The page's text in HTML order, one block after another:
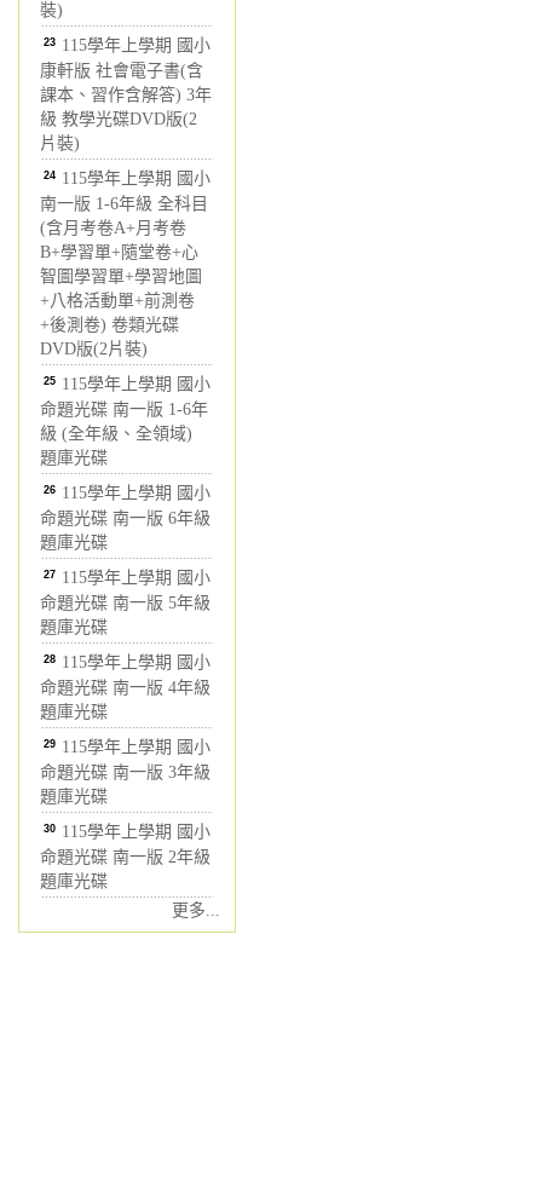
裝)
23 115學年上學期 國小
康軒版 社會電子書(含
課本、習作含解答) 3年
級 教學光碟DVD版(2
片裝)
24 115學年上學期 國小
南一版 1-6年級 全科目
(含月考卷A+月考卷
B+學習單+隨堂卷+心
智圖學習單+學習地圖
+八格活動單+前測卷
+後測卷) 卷類光碟
DVD版(2片裝)
25 115學年上學期 國小
命題光碟 南一版 1-6年
級 (全年級、全領域)
題庫光碟
26 115學年上學期 國小
命題光碟 南一版 6年級
題庫光碟
27 115學年上學期 國小
命題光碟 南一版 5年級
題庫光碟
28 115學年上學期 國小
命題光碟 南一版 4年級
題庫光碟
29 115學年上學期 國小
命題光碟 南一版 3年級
題庫光碟
30 115學年上學期 國小
命題光碟 南一版 2年級
題庫光碟
更多...